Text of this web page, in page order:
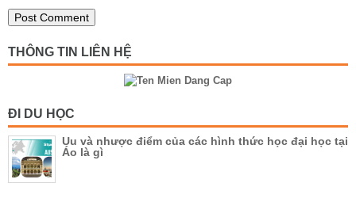
THÔNG TIN LIÊN HỆ
ĐI DU HỌC
Uu và nhược điểm của các hình thức học đại học tại
Áo là gì